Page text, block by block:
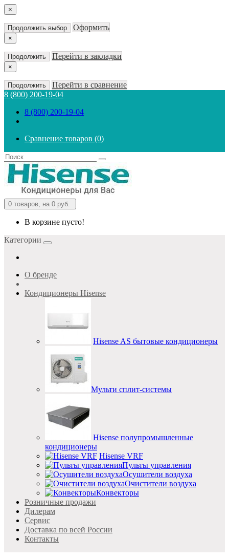
×
Продолжить выбор Оформить
×
Продолжить Перейти в закладки
×
Продолжить
Перейти в сравнение
8 (800) 200-19-04
8 (800) 200-19-04
Сравнение товаров (0)
0 товаров, на 0 руб.
В корзине пусто!
Категории
О бренде
Кондиционеры Hisense
Hisense AS бытовые кондиционеры
Мульти сплит-системы
Hisense полупромышленные
кондиционеры
Hisense VRF
Пульты управления
Осушители воздуха
Очистители воздуха
Конвекторы
Розничные продажи
Дилерам
Cервис
Доставка по всей России
Контакты